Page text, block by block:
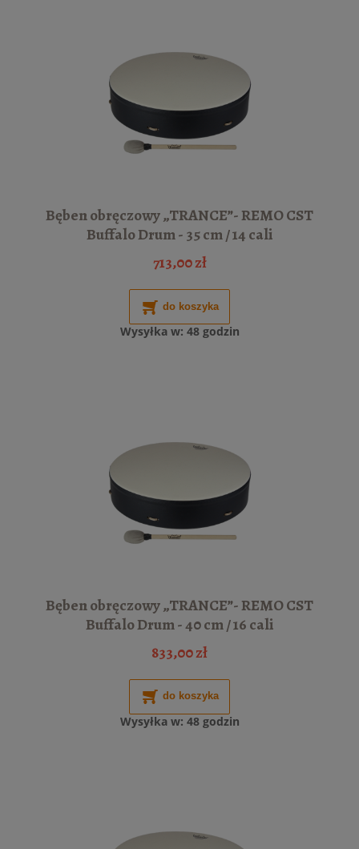
Bęben obręczowy „TRANCE”- REMO CST
Buffalo Drum - 35 cm / 14 cali
713,00 zł
do koszyka
Wysyłka w: 48 godzin
Bęben obręczowy „TRANCE”- REMO CST
Buffalo Drum - 40 cm / 16 cali
833,00 zł
do koszyka
Wysyłka w: 48 godzin